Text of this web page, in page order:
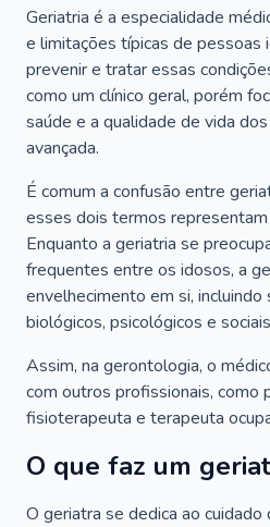
Geriatria é a especialidade
e limitações típicas de pessoas
prevenir e tratar essas
como um clínico geral, porém
saúde e a qualidade de vida
avançada.
É comum a confusão entre
esses dois termos
Enquanto a geriatria se
frequentes entre os idosos, a
envelhecimento em si,
biológicos, psicológicos e
Assim, na gerontologia, o
com outros profissionais, como
fisioterapeuta e terapeuta
O que faz um
O geriatra se dedica ao